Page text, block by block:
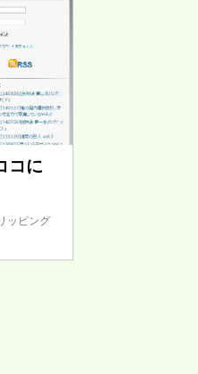
2014/5/12
コに
ッピング